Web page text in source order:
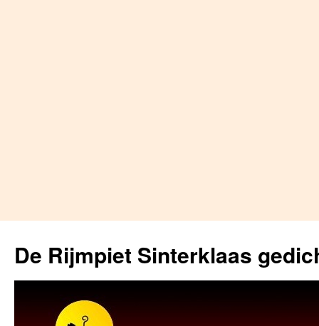
content
De Rijmpiet Sinterklaas